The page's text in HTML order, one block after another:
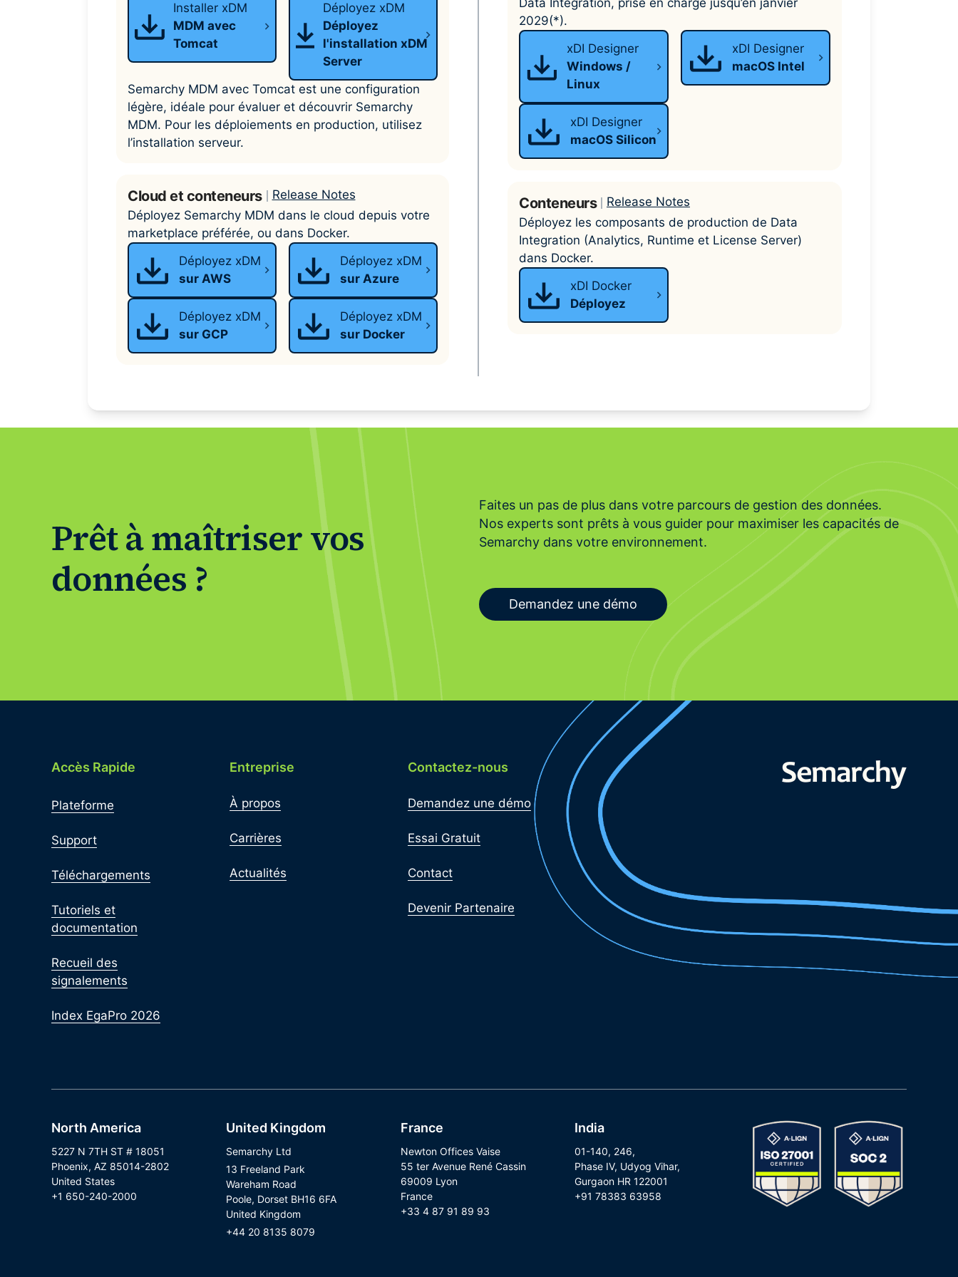
Installer xDM
MDM avec
Tomcat
Déployez xDM
Déployez
l'installation xDM
Server
Semarchy MDM avec Tomcat est une configuration
légère, idéale pour évaluer et découvrir Semarchy
MDM. Pour les déploiements en production, utilisez
l’installation serveur.
Cloud et conteneurs
Release Notes
Déployez Semarchy MDM dans le cloud depuis votre
marketplace préférée, ou dans Docker.
Déployez xDM
sur AWS
Déployez xDM
sur Azure
Déployez xDM
sur GCP
Déployez xDM
sur Docker
Data Integration, prise en charge jusqu’en janvier
2029(*).
xDI Designer
Windows /
Linux
xDI Designer
macOS Intel
xDI Designer
macOS Silicon
Conteneurs
Release Notes
Déployez les composants de production de Data
Integration (Analytics, Runtime et License Server)
dans Docker.
xDI Docker
Déployez
Prêt à maîtriser vos
données ?
Faites un pas de plus dans votre parcours de gestion des données.
Nos experts sont prêts à vous guider pour maximiser les capacités de
Semarchy dans votre environnement.
Demandez une démo
Accès Rapide
Plateforme
Support
Téléchargements
Tutoriels et
documentation
Recueil des
signalements
Index EgaPro 2026
Entreprise
À propos
Carrières
Actualités
Contactez-nous
Demandez une démo
Essai Gratuit
Contact
Devenir Partenaire
North America
5227 N 7TH ST # 18051
Phoenix, AZ 85014-2802
United States
+1 650-240-2000
United Kingdom
Semarchy Ltd
13 Freeland Park
Wareham Road
Poole, Dorset BH16 6FA
United Kingdom
+44 20 8135 8079
France
Newton Offices Vaise
55 ter Avenue René Cassin
69009 Lyon
France
+33 4 87 91 89 93
India
01-140, 246,
Phase IV, Udyog Vihar,
Gurgaon HR 122001
+91 78383 63958